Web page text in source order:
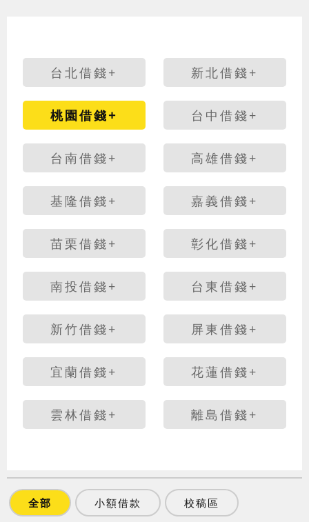
台北借錢+ 新北借錢+
桃園借錢+ 台中借錢+
台南借錢+ 高雄借錢+
基隆借錢+ 嘉義借錢+
苗栗借錢+ 彰化借錢+
南投借錢+ 台東借錢+
新竹借錢+ 屏東借錢+
宜蘭借錢+ 花蓮借錢+
雲林借錢+ 離島借錢+
全部 小額借款 校稿區